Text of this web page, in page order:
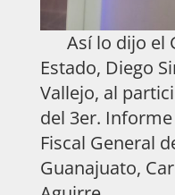
Así lo dijo el
Estado, Diego
Vallejo, al
del 3er.
Fiscal General
Guanajuato,